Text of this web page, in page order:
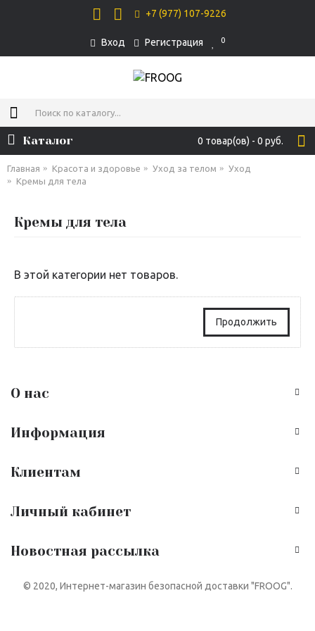
+7 (977) 107-9226
Вход Регистрация 0
0 товар(ов) - 0 руб.
Каталог
Главная Красота и здоровье Уход за телом
Уход
Кремы для тела
Кремы для тела
В этой категории нет товаров.
Продолжить
О нас
Информация
Клиентам
Личный кабинет
Новостная рассылка
© 2020, Интернет-магазин безопасной доставки "FROOG".